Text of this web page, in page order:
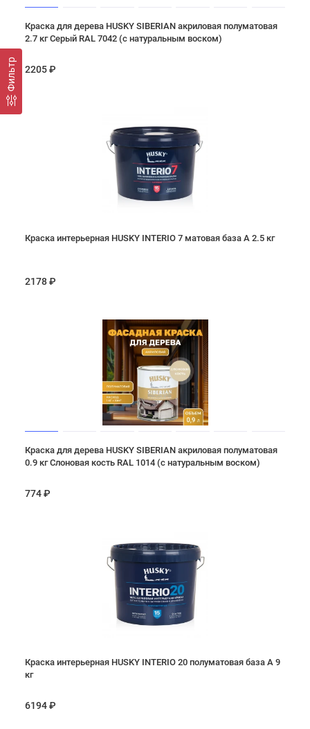
Фильтр
Краска для дерева HUSKY SIBERIAN акриловая полуматовая
2.7 кг Серый RAL 7042 (с натуральным воском)
2205 ₽
Краска интерьерная HUSKY INTERIO 7 матовая база А 2.5 кг
2178 ₽
Краска для дерева HUSKY SIBERIAN акриловая полуматовая
0.9 кг Слоновая кость RAL 1014 (с натуральным воском)
774 ₽
Краска интерьерная HUSKY INTERIO 20 полуматовая база А 9
кг
6194 ₽